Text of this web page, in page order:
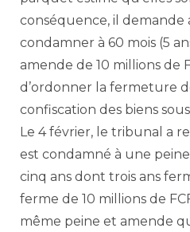
conséquence, il
condamner à 60 mois (5
amende de 10 millions de
d’ordonner la fermeture
confiscation des biens
Le 4 février, le tribunal a
est condamné à une
cinq ans dont trois ans
ferme de 10 millions de
même peine et amende